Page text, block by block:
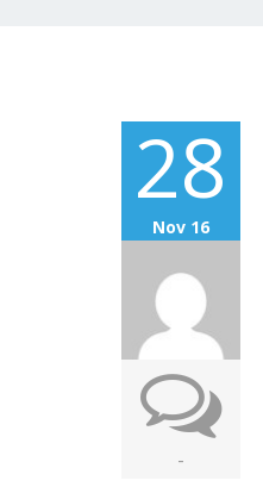
28
Nov 16
-